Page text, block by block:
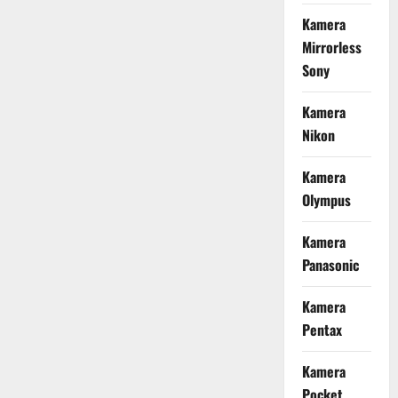
Kamera
Mirrorless
Sony
Kamera
Nikon
Kamera
Olympus
Kamera
Panasonic
Kamera
Pentax
Kamera